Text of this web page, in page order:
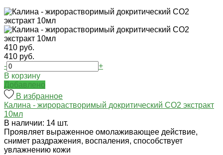
410 руб.
410 руб.
-
+
В корзину
Добавлено
В избранное
Калина - жирорастворимый докритический СО2 экстракт
10мл
В наличии: 14 шт.
Проявляет выраженное омолаживающее действие,
снимет раздражения, воспаления, способствует
увлажнению кожи